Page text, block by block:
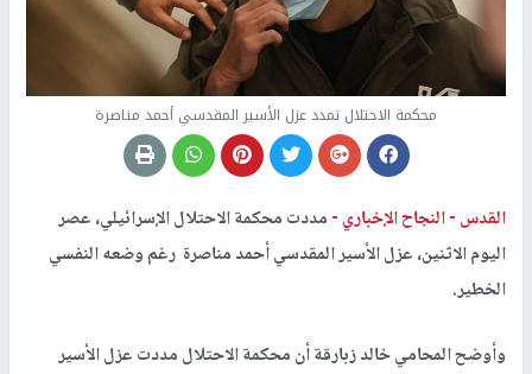
محكمة الاحتلال تمدد عزل الأسير المقدسي أحمد مناصرة
القدس -النجاح الإخباري -مددت محكمة الاحتلال الإسرائيلي، عصر
اليوم الاثنين، عزل الأسير المقدسي أحمد مناصرة رغم وضعه النفسي
الخطير.
وأوضح المحامي خالد زبارقة أن محكمة الاحتلال مددت عزل الأسير